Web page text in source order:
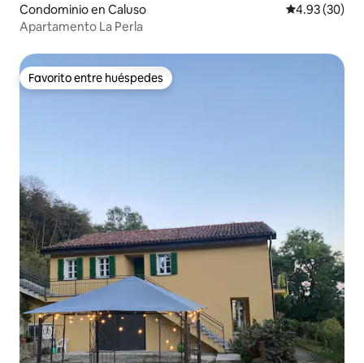
Condominio en Caluso Calificación
4.93 (30)
Apartamento La Perla
Favorito entre huéspedes
Favorito entre huéspedes